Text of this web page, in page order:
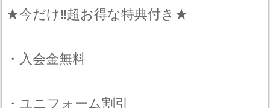
★今だけ‼︎超お得な特典付き★
・入会金無料
・ユニフォーム割引